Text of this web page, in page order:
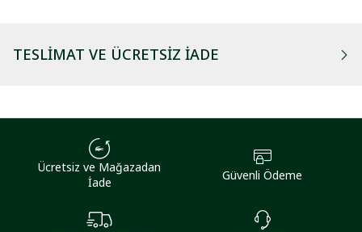
TESLIMAT VE ÜCRETSIZ İADE
Ücretsiz ve Mağazadan
İade
Güvenli Ödeme